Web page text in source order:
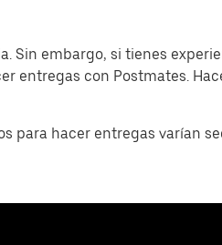
Sin embargo, si tienes
entregas con Postmates.
para hacer entregas varían